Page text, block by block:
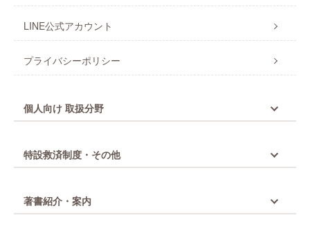
LINE公式アカウント
プライバシーポリシー
個人向け 取扱分野
特設救済制度・その他
著書紹介・案内